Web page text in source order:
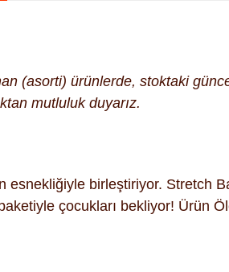
(asorti) ürünlerde, stoktaki
mutluluk duyarız.
birleştiriyor. Stretch
çocukları bekliyor! Ürün